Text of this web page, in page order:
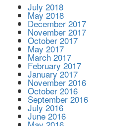
July 2018
May 2018
December 2017
November 2017
October 2017
May 2017
March 2017
February 2017
January 2017
November 2016
October 2016
September 2016
July 2016
June 2016